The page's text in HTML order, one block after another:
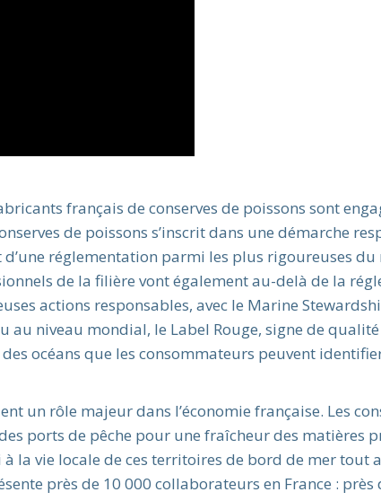
français de conserves de poissons sont
de poissons s’inscrit dans une démarche
d’une réglementation parmi les plus rigoureuses
de la filière vont également au-delà de la
actions responsables, avec le Marine
niveau mondial, le Label Rouge, signe de
océans que les consommateurs peuvent
un rôle majeur dans l’économie française. Les
ports de pêche pour une fraîcheur des matières
vie locale de ces territoires de bord de mer tout
près de 10 000 collaborateurs en France :